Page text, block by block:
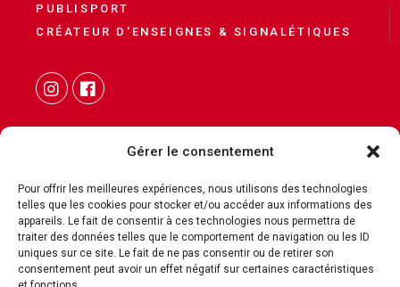
Gérer le consentement
Pour offrir les meilleures expériences, nous utilisons des technologies
telles que les cookies pour stocker et/ou accéder aux informations des
appareils. Le fait de consentir à ces technologies nous permettra de
traiter des données telles que le comportement de navigation ou les ID
uniques sur ce site. Le fait de ne pas consentir ou de retirer son
consentement peut avoir un effet négatif sur certaines caractéristiques
PUBLISPORT
CRÉATEUR D'ENSEIGNES & SIGNALÉTIQUES
CONTACT
MENTIONS LÉGALES
POLITIQUE DE COOKIES